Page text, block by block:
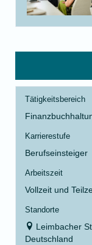
Tätigkeitsbereich
Karrierestufe
Berufseinsteiger
Arbeitszeit
Vollzeit und
Standorte
Leimbacher
Deutschland